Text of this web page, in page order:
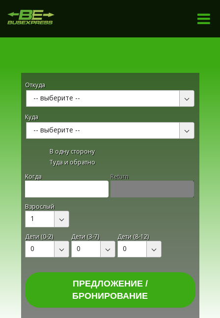
Откуда
-- выберите --
Куда
-- выберите --
В одну сторону
Туда и обратно
Kогда
Return
Взрослый
1
Дети (0-2)
0
Дети (3-7)
0
Дети (8-12)
0
ПРЕДЛОЖЕНИЕ /
БРОНИРОВАНИЕ